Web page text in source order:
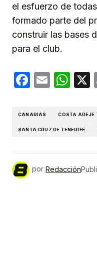
el esfuerzo de
formado parte del
construir las bases
para el club.
Email
CANARIAS COSTA ADEJE
SANTA CRUZ DE TENERIFE
por Redacción